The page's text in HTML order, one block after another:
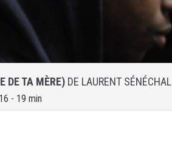
DE TA MÈRE) DE LAURENT SÉNÉCHAL
- 19 min